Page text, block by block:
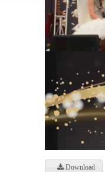
Download